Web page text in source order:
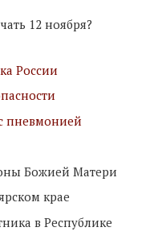
12 ноября?
России
пневмонией
Божией Матери
крае
в Республике